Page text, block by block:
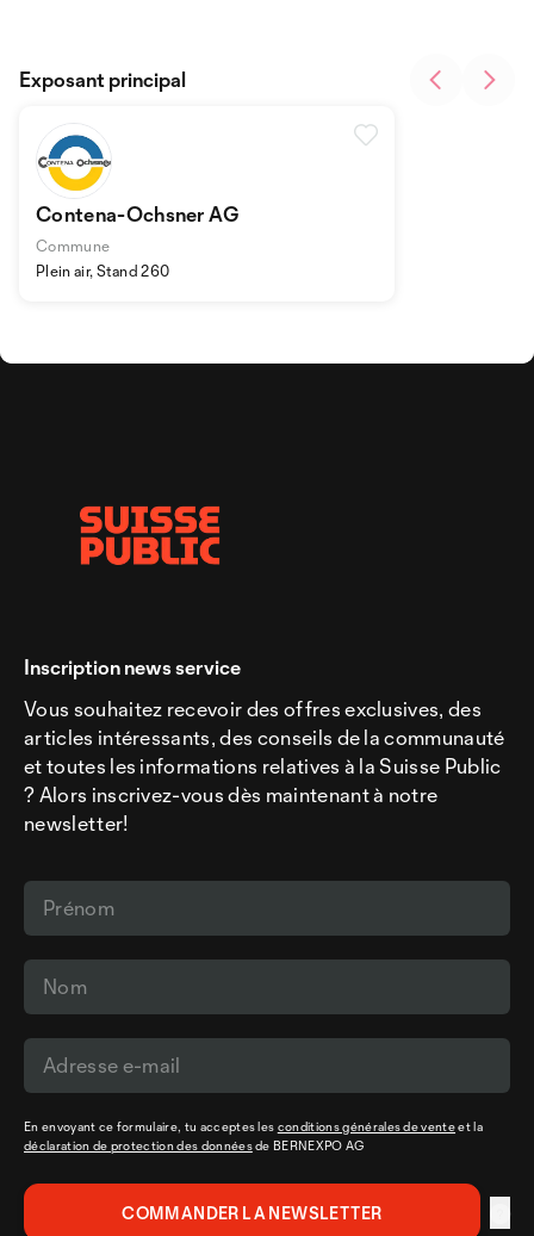
Contena-Ochsner AG
Commune
Plein air, Stand 260
Exposant principal
Inscription news service
Vous souhaitez recevoir des offres exclusives, des
articles intéressants, des conseils de la communauté
et toutes les informations relatives à la Suisse Public
? Alors inscrivez-vous dès maintenant à notre
newsletter!
En envoyant ce formulaire, tu acceptes les conditions générales de venteet la
déclaration de protection des donnéesde BERNEXPO AG